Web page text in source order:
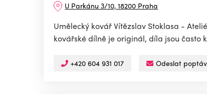
U Parkánu 3/10, 18200 Praha
Umělecký kovář Vítězslav Stoklasa -
kovářské dílně je originál, díla jsou často
+420 604 931 017 Odeslat